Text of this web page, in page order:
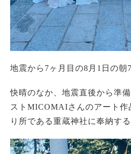
地震から7ヶ月目の8月1日の朝7
快晴のなか、地震直後から準
ストMICOMAIさんのアート作
り所である重蔵神社に奉納す